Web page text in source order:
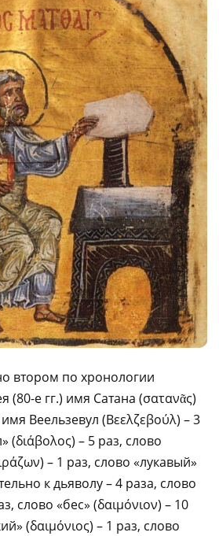
втором по хронологии
(80-е гг.) имя Сатана (σατανᾶς)
Веельзевул (Βεελζεβούλ) – 3
(διάβολος) – 5 раз, слово
– 1 раз, слово «лукавый»
к дьяволу – 4 раза, слово
слово «бес» (δαιμόνιον) – 10
(δαιμόνιος) – 1 раз, слово